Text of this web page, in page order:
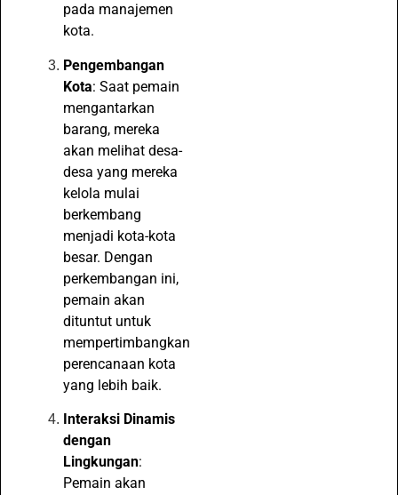
pada manajemen
kota.
Pengembangan
Kota: Saat pemain
mengantarkan
barang, mereka
akan melihat desa-
desa yang mereka
kelola mulai
berkembang
menjadi kota-kota
besar. Dengan
perkembangan ini,
pemain akan
dituntut untuk
mempertimbangkan
perencanaan kota
yang lebih baik.
Interaksi Dinamis
dengan
Lingkungan:
Pemain akan